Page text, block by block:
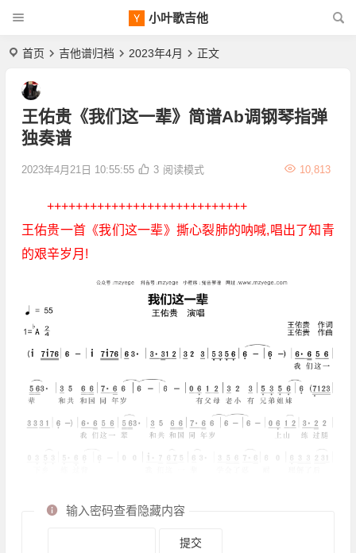
小叶歌吉他
首页 吉他谱归档 2023年4月 正文
王佑贵《我们这一辈》简谱Ab调钢琴指弹
独奏谱
2023年4月21日 10:55:55 10,813
3 阅读模式
++++++++++++++++++++++++++++
王佑贵一首《我们这一辈》撕心裂肺的呐喊,唱出了知青
的艰辛岁月!
输入密码查看隐藏内容